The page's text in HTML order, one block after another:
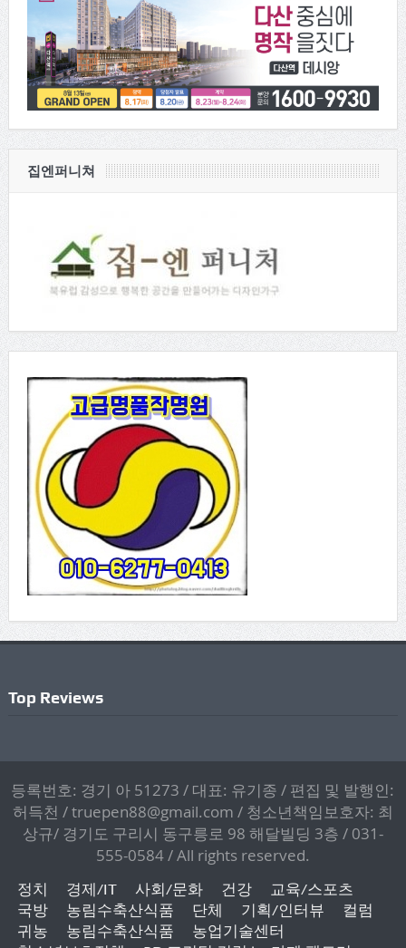
집엔퍼니쳐
Top Reviews
등록번호: 경기 아 51273 / 대표: 유기종 / 편집 및 발행인:
허득천 / truepen88@gmail.com / 청소년책임보호자: 최
상규/ 경기도 구리시 동구릉로 98 해달빌딩 3층 / 031-
555-0584 / All rights reserved.
정치 경제/IT 사회/문화 건강
교육/스포츠
국방
농림수축산식품 단체 기획/인터뷰
컬럼
귀농
농림수축산식품
농업기술센터